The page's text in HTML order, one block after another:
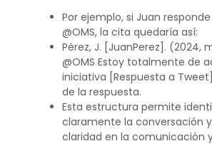
Por ejemplo, si Juan
@OMS, la cita quedaría así:
Pérez, J. [JuanPerez]. (2024,
@OMS Estoy totalmente de
iniciativa [Respuesta a
de la respuesta.
Esta estructura permite
claramente la conversación
claridad en la comunicación